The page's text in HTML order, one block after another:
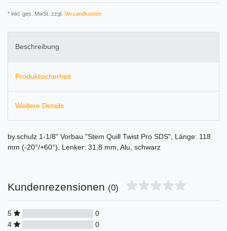
* inkl. ges. MwSt. zzgl. Versandkosten
Beschreibung
Produktsicherheit
Weitere Details
by.schulz 1-1/8" Vorbau "Stem Quill Twist Pro SDS", Länge: 118
mm (-20°/+60°), Lenker: 31,8 mm, Alu, schwarz
Kundenrezensionen (0)
5
0
4
0